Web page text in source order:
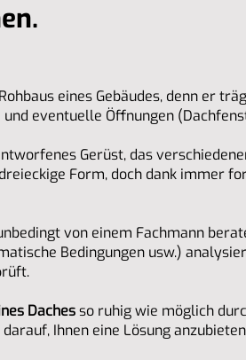
eines Gebäudes, denn er
und eventuelle Öffnungen
Gerüst, das
Form, doch dank immer
von einem Fachmann
Bedingungen usw.)
Dachesso ruhig wie möglich
Ihnen eine Lösung